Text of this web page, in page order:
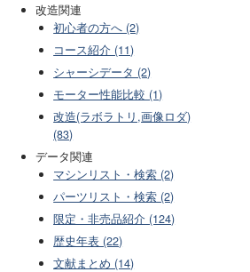
改造関連
初心者の方へ (2)
コース紹介 (11)
シャーシデータ (2)
モーター性能比較 (1)
改造(ラボラトリ,画像ロダ)
(83)
データ関連
マシンリスト・検索 (2)
パーツリスト・検索 (2)
限定・非売品紹介 (124)
歴史年表 (22)
文献まとめ (14)